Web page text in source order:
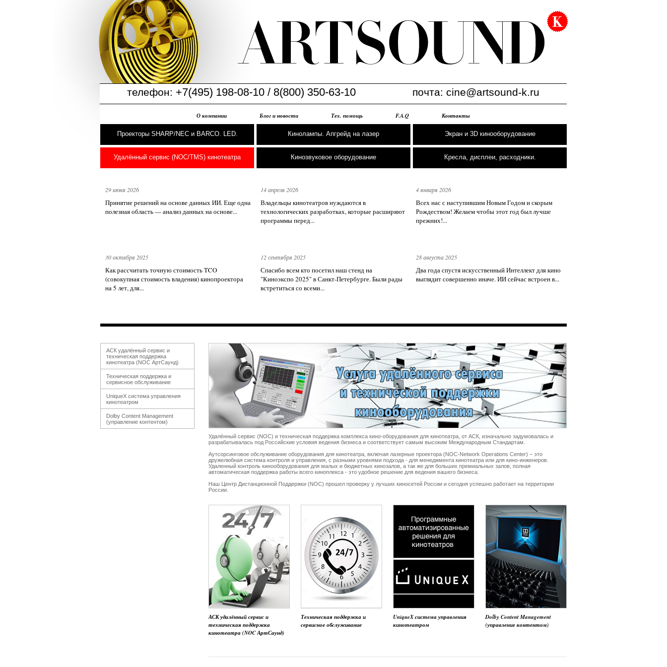
телефон: +7(495) 198-08-10 / 8(800) 350-63-10 почта: cine@artsound-k.ru
О компании Блог и новости Тех. помощь F.A.Q Контакты
Проекторы SHARP/NEC и BARCO. LED. Кинолампы. Апгрейд на лазер Экран и 3D кинооборудование
Удалённый сервис (NOC/TMS) кинотеатра Кинозвуковое оборудование Кресла, дисплеи, расходники.
29 июня 2026
Принятие решений на основе данных ИИ. Еще одна
полезная область — анализ данных на основе...
14 апреля 2026
Владельцы кинотеатров нуждаются в
технологических разработках, которые расширяют
программы перед...
4 января 2026
Всех нас с наступившим Новым Годом и скорым
Рождеством! Желаем чтобы этот год был лучше
прежних!...
30 октября 2025
Как рассчитать точную стоимость TCO
(совокупная стоимость владения) кинопроектора
на 5 лет, для...
12 сентября 2025
Спасибо всем кто посетил наш стенд на
"Киноэкспо 2025" в Санкт-Петербурге. Были рады
встретиться со всеми...
28 августа 2025
Два года спустя искусственный Интеллект для кино
выглядит совершенно иначе. ИИ сейчас встроен в...
АСК удалённый сервис и
техническая поддержка
кинотеатра (NOC АртСаунд)
Техническая поддержка и
сервисное обслуживание
UniqueX система управления
кинотеатром
Dolby Content Management
(управление контентом)
Удалённый сервис (NOC) и техническая поддержка комплекса кино-оборудования для кинотеатра, от АСК, изначально задумовалась и
разрабатывалась под Российские условия ведения бизнеса и соответствует самым высоким Международным Стандартам.
Аутсорсинговое обслуживание оборудования для кинотеатра, включая лазерные проектора (NOC-Network Operations Center) – это
дружелюбная система контроля и управления, с разными уровнями подхода - для менеджмента кинотеатра или для кино-инженеров.
Удаленный контроль кинооборудования для малых и бюджетных кинозалов, а так же для больших премиальных залов, полная
автоматическая поддержка работы всего киноплекса - это удобное решение для ведения вашего бизнеса.
Наш Центр Дистанционной Поддержки (NOC) прошел проверку у лучших киносетей России и сегодня успешно работает на территории
России.
АСК удалённый сервис и
техническая поддержка
кинотеатра (NOC АртСаунд)
Техническая поддержка и
сервисное обслуживание
UniqueX система управления
кинотеатром
Dolby Content Management
(управление контентом)